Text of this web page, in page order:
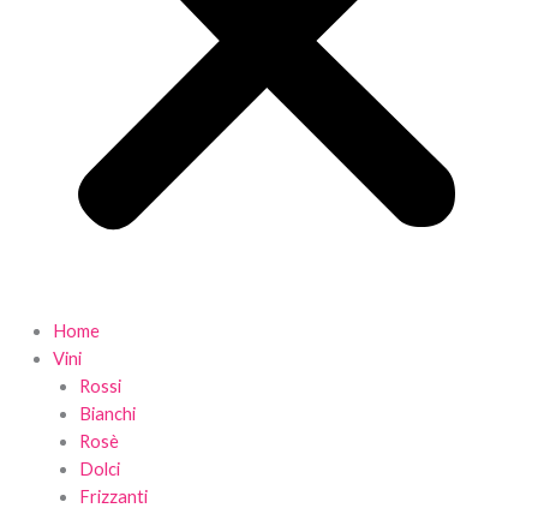
Home
Vini
Rossi
Bianchi
Rosè
Dolci
Frizzanti